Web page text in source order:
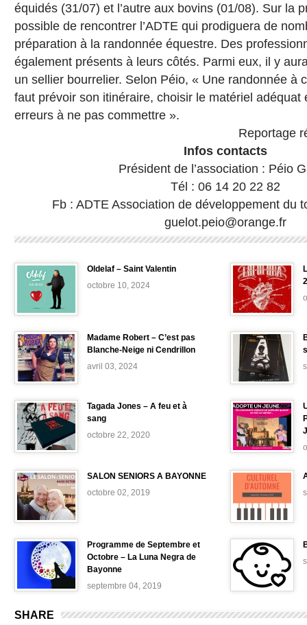
équidés (31/07) et l’autre aux bovins (01/08). Sur la
possible de rencontrer l’ADTE qui prodiguera de
préparation à la randonnée équestre. Des
également présents à leurs côtés. Parmi eux, il y
un sellier bourrelier. Selon Péio, « Une randonnée à
faut prévoir son itinéraire, choisir le matériel adéquat
erreurs à ne pas commettre ».
Reportage
Infos contacts
Président de l’association : Péio
Tél : 06 14 20 22 82
Fb : ADTE Association de développement du
guelot.peio@orange.fr
Oldelaf – Saint Valentin
octobre 10, 2024
Madame Robert – C’est pas
Blanche-Neige ni Cendrillon
avril 03, 2024
Tagada Jones – A feu et à
sang
octobre 22, 2020
SALON SENIORS A BAYONNE
octobre 02, 2019
Programme de Septembre et
Octobre – La Luna Negra de
Bayonne
septembre 04, 2019
SHARE